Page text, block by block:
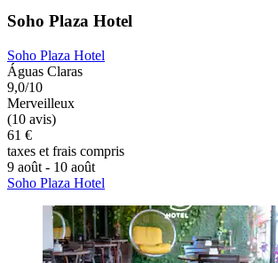
Soho Plaza Hotel
Soho Plaza Hotel
Águas Claras
9,0/10
Merveilleux
(10 avis)
61 €
taxes et frais compris
9 août - 10 août
Soho Plaza Hotel